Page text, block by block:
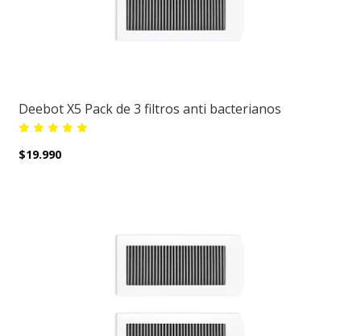
Deebot X5 Pack de 3 filtros anti bacterianos
$19.990